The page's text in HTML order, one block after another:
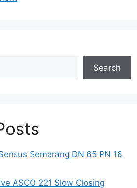
Search
Semarang DN 65 PN 16
ASCO 221 Slow Closing